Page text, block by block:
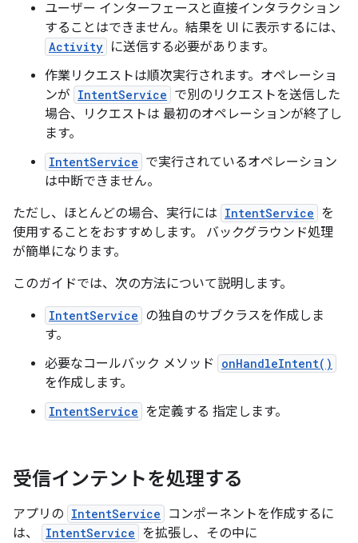
ユーザー インターフェースと直接インタラクション
することはできません。結果を UI に表示するには、
Activity に送信する必要があります。
作業リクエストは順次実行されます。オペレーショ
ンが IntentService で別のリクエストを送信した
場合、リクエストは 最初のオペレーションが終了し
ます。
IntentService で実行されているオペレーション
は中断できません。
ただし、ほとんどの場合、実行には IntentService を
使用することをおすすめします。 バックグラウンド処理
が簡単になります。
このガイドでは、次の方法について説明します。
IntentService の独自のサブクラスを作成しま
す。
必要なコールバック メソッド
onHandleIntent()
を作成します。
IntentService を定義する 指定します。
受信インテントを処理する
アプリの IntentService
コンポーネントを作成するに
は、
IntentService を拡張し、その中に